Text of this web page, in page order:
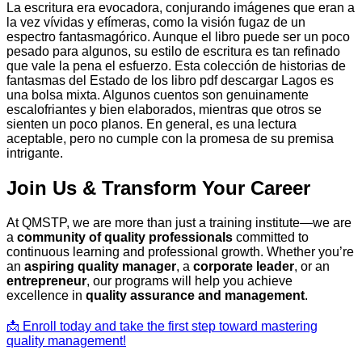
La escritura era evocadora, conjurando imágenes que eran a
la vez vívidas y efímeras, como la visión fugaz de un
espectro fantasmagórico. Aunque el libro puede ser un poco
pesado para algunos, su estilo de escritura es tan refinado
que vale la pena el esfuerzo. Esta colección de historias de
fantasmas del Estado de los libro pdf descargar Lagos es
una bolsa mixta. Algunos cuentos son genuinamente
escalofriantes y bien elaborados, mientras que otros se
sienten un poco planos. En general, es una lectura
aceptable, pero no cumple con la promesa de su premisa
intrigante.
Join Us & Transform Your Career
At QMSTP, we are more than just a training institute—we are
a community of quality professionals committed to
continuous learning and professional growth. Whether you’re
an aspiring quality manager, a corporate leader, or an
entrepreneur, our programs will help you achieve
excellence in quality assurance and management.
📩 Enroll today and take the first step toward mastering
quality management!